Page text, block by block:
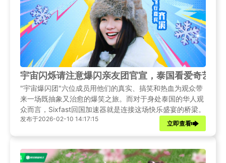
宇宙闪烁请注意爆闪亲友团官宣，泰国看爱奇艺延
"宇宙爆闪团"六位成员用他们的真实、搞笑和热血为观众带
来一场既抽象又治愈的爆笑之旅。而对于身处泰国的华人观
众而言，Sixfast回国加速器就是连接这场快乐盛宴的桥梁。
发布于2026-02-10 14:17:15
立即查看